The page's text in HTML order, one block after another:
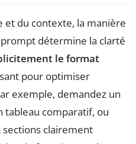
et du contexte, la manière
détermine la clarté
le format
pour optimiser
exemple, demandez un
tableau comparatif, ou
clairement